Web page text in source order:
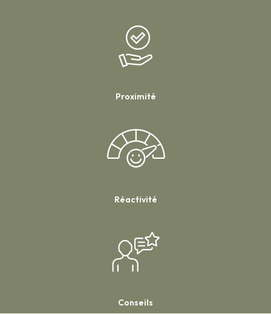
Proximité
Réactivité
Conseils